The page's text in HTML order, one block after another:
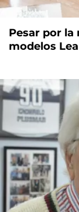
Pesar por
modelos